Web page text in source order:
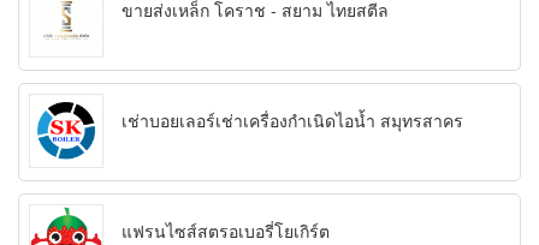
ขายส่งเหล็ก โคราช - สยาม ไทยสตีล
เช่าบอยเลอร์เช่าเครื่องกำเนิดไอน้ำ สมุทรสาคร
แฟรนไซส์สตรอเบอรี่โยเกิร์ต